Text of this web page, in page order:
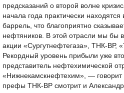
предсказаний о второй волне
начала года практически
баррель, что благоприятно
нефтяников. В этой отрасли мы бы
акции «Сургутнефтегаза», ТНК-ВР,
Рекордный уровень прибыли уже
представитель нефтехимической
«Нижнекамскнефтехим», —
префы ТНК-ВР смотрит и